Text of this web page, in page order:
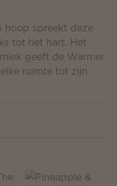
hoop spreekt deze
tot het hart. Het
geeft de Warmer
ruimte tot zijn